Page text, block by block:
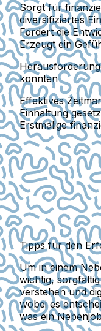
Sorgt für
diversifiziertes
Fördert die
Erzeugt ein
könnten
Effektives
Einhaltung
Erstmalige
Tipps für den
Um in einem
wichtig,
verstehen und
wobei es
was ein